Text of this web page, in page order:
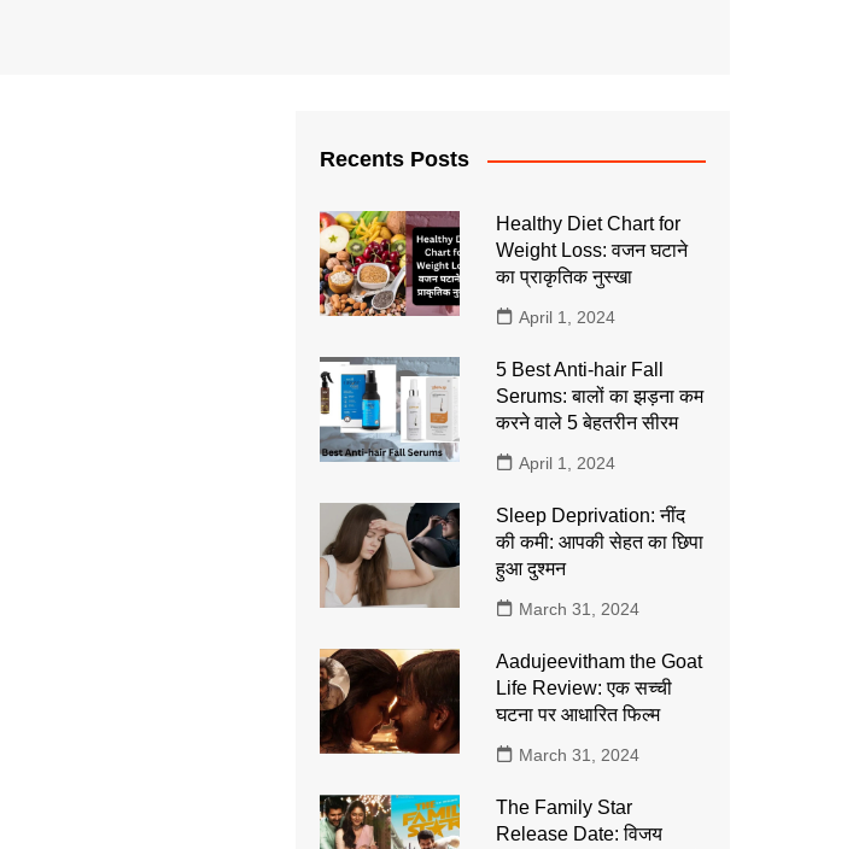
Recents Posts
Healthy Diet Chart for
Weight Loss: वजन घटाने
का प्राकृतिक नुस्खा
April 1, 2024
5 Best Anti-hair Fall
Serums: बालों का झड़ना कम
करने वाले 5 बेहतरीन सीरम
April 1, 2024
Sleep Deprivation: नींद
की कमी: आपकी सेहत का छिपा
हुआ दुश्मन
March 31, 2024
Aadujeevitham the Goat
Life Review: एक सच्ची
घटना पर आधारित फिल्म
March 31, 2024
The Family Star
Release Date: विजय